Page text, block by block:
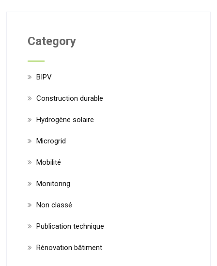
Category
BIPV
Construction durable
Hydrogène solaire
Microgrid
Mobilité
Monitoring
Non classé
Publication technique
Rénovation bâtiment